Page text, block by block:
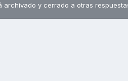
archivado y cerrado a otras